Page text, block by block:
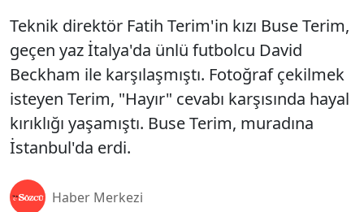
Teknik direktör Fatih Terim'in kızı Buse Terim,
geçen yaz İtalya'da ünlü futbolcu David
Beckham ile karşılaşmıştı. Fotoğraf çekilmek
isteyen Terim, "Hayır" cevabı karşısında hayal
kırıklığı yaşamıştı. Buse Terim, muradına
İstanbul'da erdi.
Haber Merkezi